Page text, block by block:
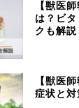
【獣医
は？ビ
クも解説
【獣医
症状と